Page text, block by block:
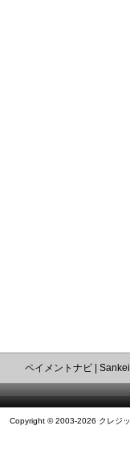
ペイメントナビ|
Copyright © 2003-2026 クレジ